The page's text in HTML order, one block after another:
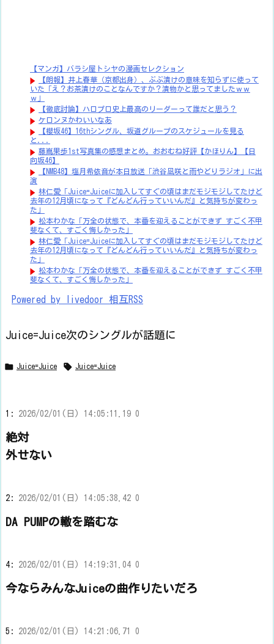
【マンガ】バラシ屋トシヤの漫画セレクション
【朗報】井上春華（京都出身）、ぶぶ漬けの意味を知らずに使って
いた「え？お茶漬けのことなんですか？漬物かと思ってましたｗｗ
ｗ」
【徹底討論】ハロプロ史上最高のリーダーって誰だと思う？
ケロンヌかわいいなあ
【櫻坂46】16thシングル、坂道グループのスケジュールを見る
と...
藤嶌果歩1st写真集の感想まとめ。おおむね好評【かほりん】【日
向坂46】
【NMB48】塩月希依音が本日放送「渋谷凪咲と雨やどりラジオ」に出
演
林仁愛「Juice=Juiceに加入してすぐの頃はまだモジモジしてたけど
去年の12月頃になって『どんどん行っていいんだ』と気持ちが変わっ
た」
松本わかな「万全の状態で、本番を迎えることができず すごく不甲
斐なくて、すごく悔しかった」
林仁愛「Juice=Juiceに加入してすぐの頃はまだモジモジしてたけど
去年の12月頃になって『どんどん行っていいんだ』と気持ちが変わっ
た」
松本わかな「万全の状態で、本番を迎えることができず すごく不甲
斐なくて、すごく悔しかった」
Powered by livedoor 相互RSS
Juice=Juice次のシングルが話題に
 Juice=Juice  Juice=Juice
1: 2026/02/01(日) 14:05:11.19 0
絶対
外せない
2: 2026/02/01(日) 14:05:38.42 0
DA PUMPの轍を踏むな
4: 2026/02/01(日) 14:19:31.04 0
今ならみんなJuiceの曲作りたいだろ
5: 2026/02/01(日) 14:21:06.71 0